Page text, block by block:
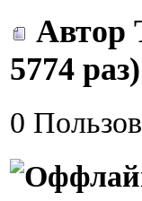
Автор
5774 раз)
0